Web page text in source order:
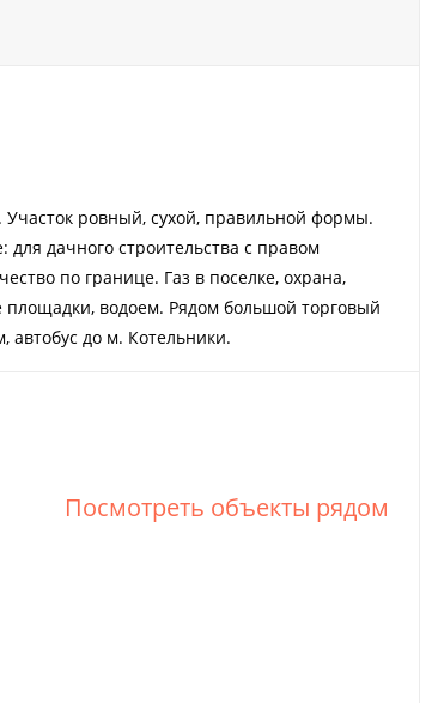
Участок ровный, сухой, правильной формы.
дачного строительства с правом
по границе. Газ в поселке, охрана,
водоем. Рядом большой торговый
автобус до м. Котельники.
Посмотреть объекты рядом